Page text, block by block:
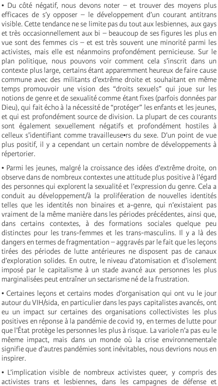
• Du côté négatif, nous devons noter – et trouver des moyens plus
efficaces de s’y opposer – le développement d’un courant antitrans
visible. Cette tendance ne se limite pas du tout aux lesbiennes, aux gays
et très occasionnellement aux bi – beaucoup de ses figures les plus en
vue sont des femmes cis – et est très souvent une minorité parmi les
activistes, mais elle est néanmoins profondément pernicieuse. Sur le
plan politique, nous pouvons voir comment cela s’inscrit dans un
contexte plus large, certains étant apparemment heureux de faire cause
commune avec des militants d’extrême droite et souhaitant en même
temps promouvoir une vision des “droits sexuels” qui joue sur les
notions de genre et de sexualité comme étant fixes (parfois données par
Dieu), qui fait écho à la nécessité de “protéger” les enfants et les jeunes,
et qui est profondément source de division. La plupart de ces courants
sont également sexuellement négatifs et profondément hostiles à
celleux s'identifiant comme travailleuse•rs du sexe. D’un point de vue
plus positif, il y a cependant un certain nombre de développements à
répertorier.
• Parmi les jeunes, malgré la croissance des idées d’extrême droite, on
observe dans de nombreux contextes une attitude plus positive à l’égard
des personnes qui explorent la sexualité et l’expression du genre. Cela a
conduit au développement/à la proliféeration de nouvelles identités
telles que les identités non binaires et a-genre, qui n’existaient pas
vraiment de la même manière dans les périodes précédentes, ainsi que,
dans certains contextes, à des formations sociales quelque peu
distinctes pour les trans-femmes et les trans-masculins. Il y a là des
dangers en termes de fragmentation – aggravés par le fait que les leçons
tirées des périodes de lutte antérieures ne disposent pas de canaux
d’exploration solides. En outre, le niveau d’atomisation et d’isolement
imposé par le capitalisme à un stade avancé aux personnes les plus
marginalisées peut entraîner un sectarisme né de la frustration.
• Certaines leçons et certains modes d’organisation qui ont vu le jour
autour du VIH/sida, en particulier dans les pays capitalistes avancés, ont
eu un impact sur certaines des organisations collectivistes les plus
positives en réponse à la pandémie de covid 19, en termes de lutte pour
que l’État protège les personnes les plus à risque. La variole n’a pas eu le
mêeme impact, mais dans un monde où la crise environnementale
signifie que d’autres pandémies sont inévitables, nous devrions nous en
inspirer.
• L’implication visible de nombreux activistes queer, y compris des
activistes trans et lesbiennes, dans les campagnes de défense et